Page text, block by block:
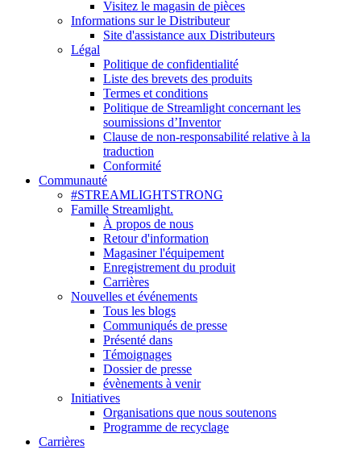
Visitez le magasin de pièces
Informations sur le Distributeur
Site d'assistance aux Distributeurs
Légal
Politique de confidentialité
Liste des brevets des produits
Termes et conditions
Politique de Streamlight concernant les
soumissions d’Inventor
Clause de non-responsabilité relative à la
traduction
Conformité
Communauté
#STREAMLIGHTSTRONG
Famille Streamlight.
À propos de nous
Retour d'information
Magasiner l'équipement
Enregistrement du produit
Carrières
Nouvelles et événements
Tous les blogs
Communiqués de presse
Présenté dans
Témoignages
Dossier de presse
évènements à venir
Initiatives
Organisations que nous soutenons
Programme de recyclage
Carrières